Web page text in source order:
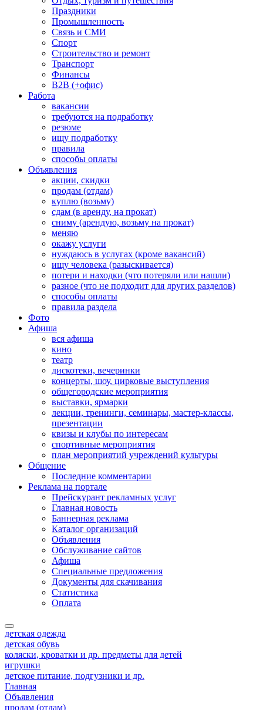
Праздники
Промышленность
Связь и СМИ
Спорт
Строительство и ремонт
Транспорт
Финансы
B2B (+офис)
Работа
вакансии
требуются на подработку
резюме
ищу подработку
правила
способы оплаты
Объявления
акции, скидки
продам (отдам)
куплю (возьму)
сдам (в аренду, на прокат)
сниму (арендую, возьму на прокат)
меняю
окажу услуги
нуждаюсь в услугах (кроме вакансий)
ищу человека (разыскивается)
потери и находки (что потеряли или нашли)
разное (что не подходит для других разделов)
способы оплаты
правила раздела
Фото
Афиша
вся афиша
кино
театр
дискотеки, вечеринки
концерты, шоу, цирковые выступления
общегородские мероприятия
выставки, ярмарки
лекции, тренинги, семинары, мастер-классы,
презентации
квизы и клубы по интересам
спортивные мероприятия
план мероприятий учреждений культуры
Общение
Последние комментарии
Реклама на портале
Прейскурант рекламных услуг
Главная новость
Баннерная реклама
Каталог организаций
Объявления
Обслуживание сайтов
Афиша
Специальные предложения
Документы для скачивания
Статистика
Оплата
детская одежда
детская обувь
коляски, кроватки и др. предметы для детей
игрушки
детское питание, подгузники и др.
Главная
Объявления
продам (отдам)